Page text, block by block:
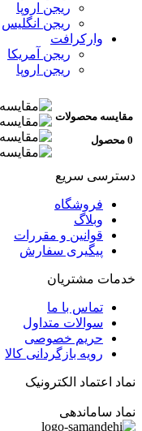
ریجن اروپا
ریجن انگلیس
وارکرافت
ریجن آمریکا
ریجن اروپا
مقایسه محصولات
0 محصول
دسترسی سریع
فروشگاه
وبلاگ
قوانین و مقررات
پیگیری سفارش
خدمات مشتریان
تماس با ما
سوالات متداول
حریم خصوصی
رویه بازگردانی کالا
نماد اعتماد الکترونیک
نماد ساماندهی